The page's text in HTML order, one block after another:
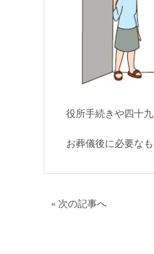
役所手続きや四十
お葬儀後に必要な
« 次の記事へ